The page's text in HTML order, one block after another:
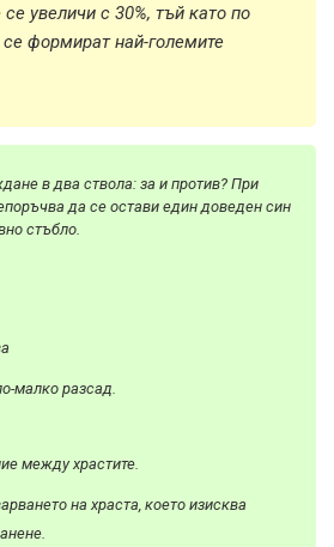
увеличи с 30%, тъй като по
формират най-големите
в два ствола: за и против? При
да се остави един доведен син
стъбло.
малко разсад.
между храстите.
на храста, което изисква